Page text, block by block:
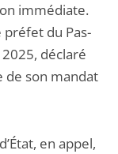
immédiate.
du Pas-
déclaré
de son mandat
en appel,